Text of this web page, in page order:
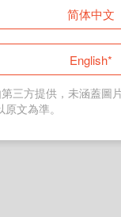
返回首頁
简体中文
English*
三方提供，未涵蓋圖
文為準。